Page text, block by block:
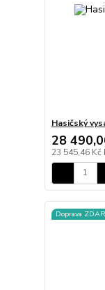
Hasičský
28
23 545,46 Kč
Doprava